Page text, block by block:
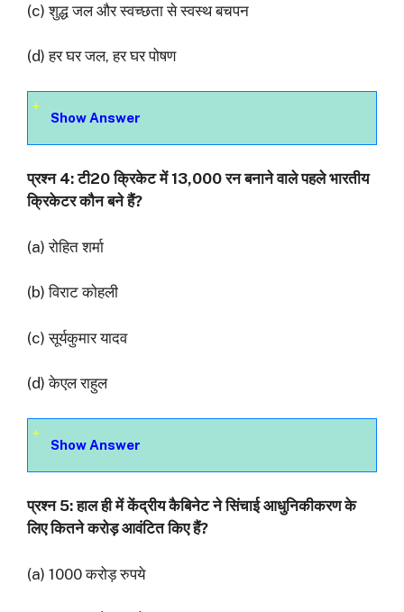
(c) शुद्ध जल और स्वच्छता से स्वस्थ बचपन
(d) हर घर जल, हर घर पोषण
Show Answer
प्रश्‍न 4: टी20 क्रिकेट में 13,000 रन बनाने वाले पहले भारतीय
क्रिकेटर कौन बने हैं?
(a) रोहित शर्मा
(b) विराट कोहली
(c) सूर्यकुमार यादव
(d) केएल राहुल
Show Answer
प्रश्‍न 5: हाल ही में केंद्रीय कैबिनेट ने सिंचाई आधुनिकीकरण के
लिए कितने करोड़ आवंटित किए हैं?
(a) 1000 करोड़ रुपये